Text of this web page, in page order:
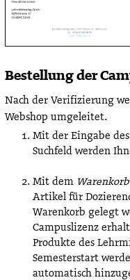
Bestellung der
Nach der Verifizierung
Webshop umgeleitet.
Mit der Eingabe
Suchfeld werden
Mit dem
Artikel für
Warenkorb gelegt
Campuslizenz
Produkte des
Semesterstart
automatisch